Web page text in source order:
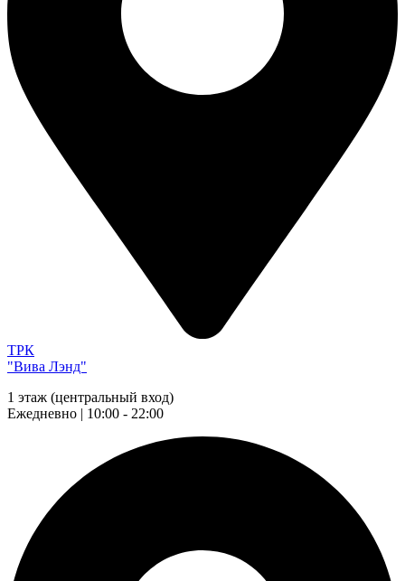
ТРК
"Вива Лэнд"
1 этаж (центральный вход)
Ежедневно | 10:00 - 22:00